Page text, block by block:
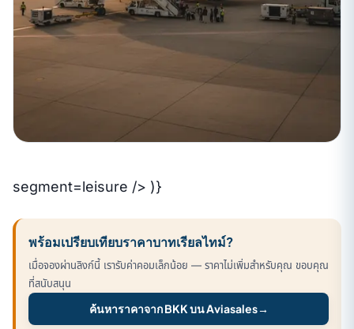
segment=leisure /> )}
พร้อมเปรียบเทียบราคาบาทเรียลไทม์?
เมื่อจองผ่านลิงก์นี้ เรารับค่าคอมเล็กน้อย — ราคาไม่เพิ่มสำหรับคุณ ขอบคุณ
ที่สนับสนุน
ค้นหาราคาจาก BKK บน Aviasales→